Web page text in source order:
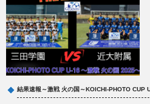
結果速報～激戦 火の国～KOICHI-PHOTO CUP